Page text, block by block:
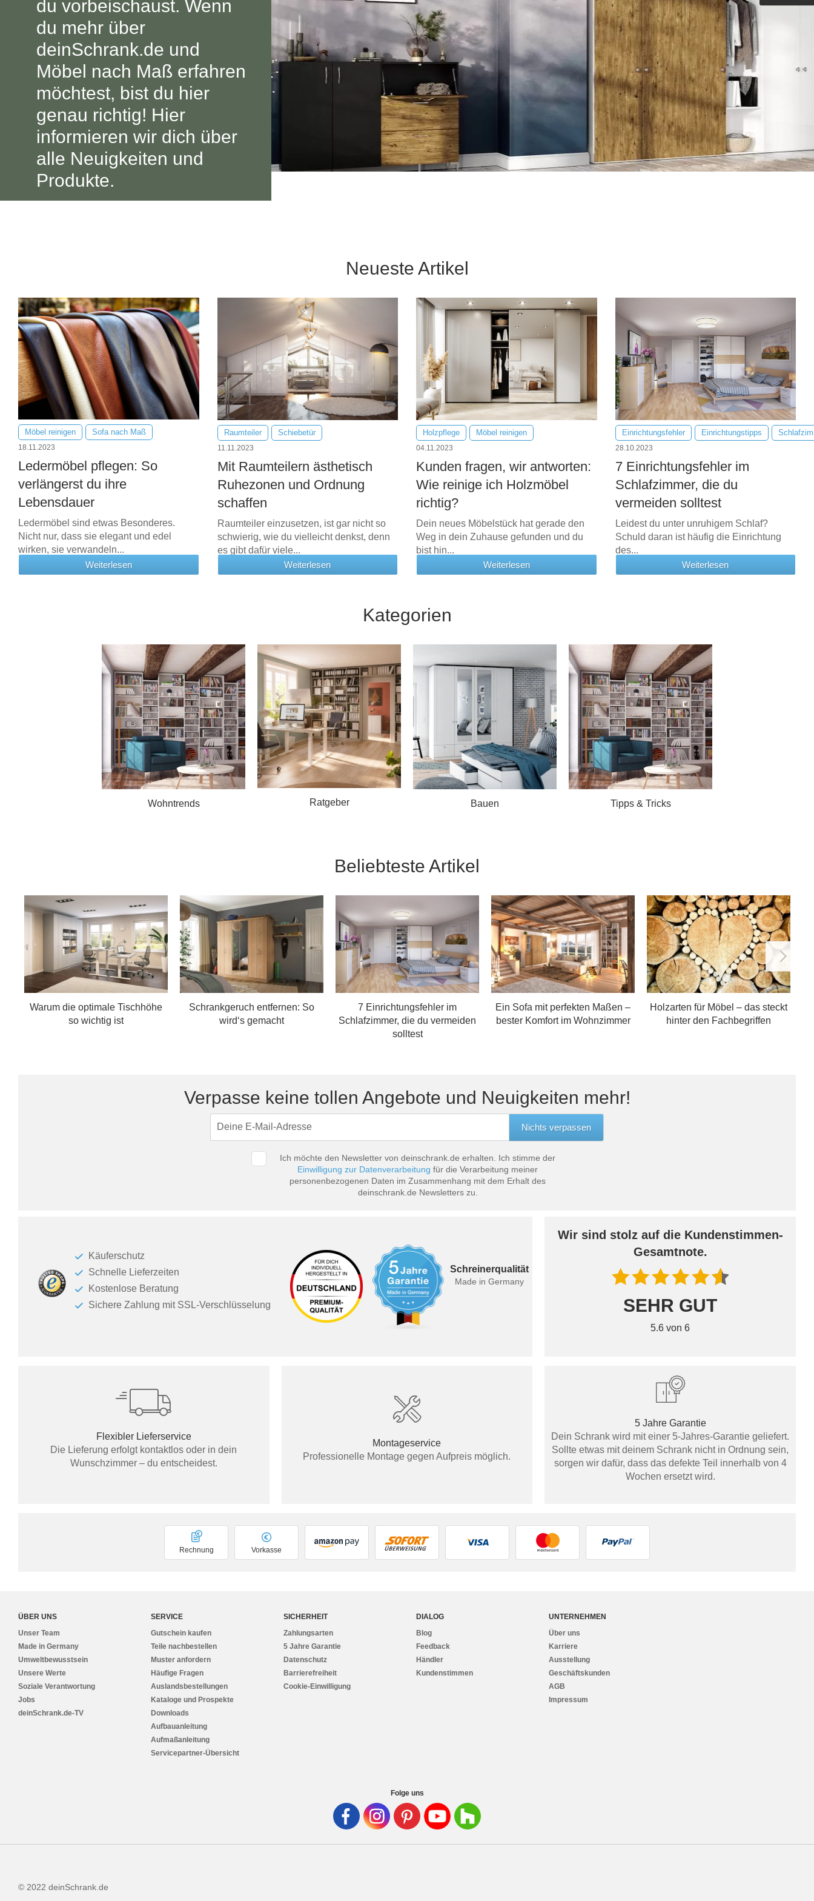
Einbauschrank
Vitrine
Eckschrank
Massivholzschrank
Schuhschrank
Hängeboard
Kommode
TV-Möbel
Sideboard aus Massivholz
Schiebetür
Schiebetür als Raumteiler
Schiebetür vor einer Nische
Schiebetür als Durchgangstür
Schiebetür für Dachschräge
Schreibtisch
höhenverstellbarer Schreibtisch
Couchtisch
Outdoorküche der Produktlinie
Ultima
du vorbeischaust. Wenn
du mehr über
deinSchrank.de und
Möbel nach Maß erfahren
möchtest, bist du hier
genau richtig! Hier
informieren wir dich über
alle Neuigkeiten und
Produkte.
Neueste Artikel
Möbel reinigen Sofa nach Maß
18.11.2023
Ledermöbel pflegen: So
verlängerst du ihre
Lebensdauer
Ledermöbel sind etwas Besonderes.
Nicht nur, dass sie elegant und edel
wirken, sie verwandeln...
Weiterlesen
Raumteiler Schiebetür
11.11.2023
Mit Raumteilern ästhetisch
Ruhezonen und Ordnung
schaffen
Raumteiler einzusetzen, ist gar nicht so
schwierig, wie du vielleicht denkst, denn
es gibt dafür viele...
Weiterlesen
Holzpflege Möbel reinigen
04.11.2023
Kunden fragen, wir antworten:
Wie reinige ich Holzmöbel
richtig?
Dein neues Möbelstück hat gerade den
Weg in dein Zuhause gefunden und du
bist hin...
Weiterlesen
Einrichtungsfehler Einrichtungstipps
28.10.2023
7 Einrichtungsfehler im
Schlafzimmer, die du
vermeiden solltest
Leidest du unter unruhigem Schlaf?
Schuld daran ist häufig die Einrichtung
des...
Weiterlesen
Kategorien
Wohntrends Ratgeber Bauen Tipps & Tricks
Beliebteste Artikel
Warum die optimale Tischhöhe
so wichtig ist
Schrankgeruch entfernen: So
wird‘s gemacht
7 Einrichtungsfehler im
Schlafzimmer, die du vermeiden
solltest
Ein Sofa mit perfekten Maßen –
bester Komfort im Wohnzimmer
Holzarten für Möbel – das steckt
hinter den Fachbegriffen
Verpasse keine tollen Angebote und Neuigkeiten mehr!
Ich möchte den Newsletter von deinschrank.de erhalten. Ich stimme der
Einwilligung zur Datenverarbeitung für die Verarbeitung meiner
personenbezogenen Daten im Zusammenhang mit dem Erhalt des
deinschrank.de Newsletters zu.
Käuferschutz
Schnelle Lieferzeiten
Kostenlose Beratung
Sichere Zahlung mit SSL-Verschlüsselung
Schreinerqualität
Made in Germany
Wir sind stolz auf die Kundenstimmen-
Gesamtnote.
SEHR GUT
5.6 von 6
Flexibler Lieferservice
Die Lieferung erfolgt kontaktlos oder in dein
Wunschzimmer – du entscheidest.
Montageservice
Professionelle Montage gegen Aufpreis möglich.
5 Jahre Garantie
Dein Schrank wird mit einer 5-Jahres-Garantie geliefert.
Sollte etwas mit deinem Schrank nicht in Ordnung sein,
sorgen wir dafür, dass das defekte Teil innerhalb von 4
Wochen ersetzt wird.
Vorkasse
Rechnung
ÜBER UNS
Unser Team
Made in Germany
Umweltbewusstsein
Unsere Werte
Soziale Verantwortung
Jobs
deinSchrank.de-TV
SERVICE
Gutschein kaufen
Teile nachbestellen
Muster anfordern
Häufige Fragen
Auslandsbestellungen
Kataloge und Prospekte
Downloads
Aufbauanleitung
Aufmaßanleitung
Servicepartner-Übersicht
SICHERHEIT
Zahlungsarten
5 Jahre Garantie
Datenschutz
Barrierefreiheit
Cookie-Einwilligung
DIALOG
Blog
Feedback
Händler
Kundenstimmen
UNTERNEHMEN
Über uns
Karriere
Ausstellung
Geschäftskunden
AGB
Impressum
Folge uns
© 2022 deinSchrank.de
Fronten renovieren
Für Dachschrägen
Hängeboards
Massivholz-Schränke & -Regale
Regale
Vitrinen
Wandboards
White Living